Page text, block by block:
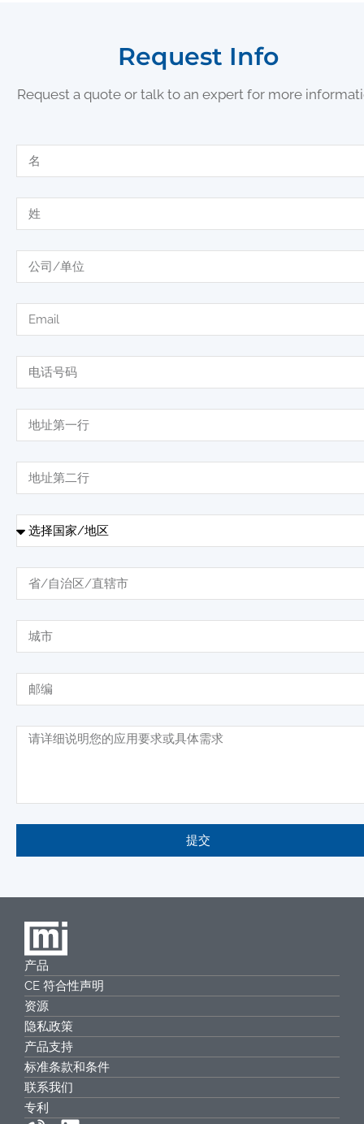
Request Info
Request a quote or talk to an expert for more
提交
产品
CE 符合性声明
资源
隐私政策
产品支持
标准条款和条件
联系我们
专利